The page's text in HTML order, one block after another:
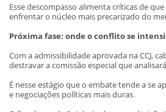
Esse descompasso alimenta críticas de
enfrentar o núcleo mais precarizado do
Próxima fase: onde o conflito se
Com a admissibilidade aprovada na CCJ,
destravar a comissão especial que
É nesse estágio que o embate tende a se
e negociações políticas mais duras.